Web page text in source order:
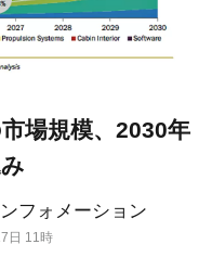
フォメーション
日 11時
場規模、2030年